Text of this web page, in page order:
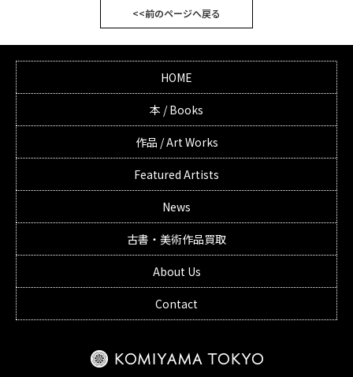
<<前のページへ戻る
HOME
本 / Books
作品 / Art Works
Featured Artists
News
古書・美術作品買取
About Us
Contact